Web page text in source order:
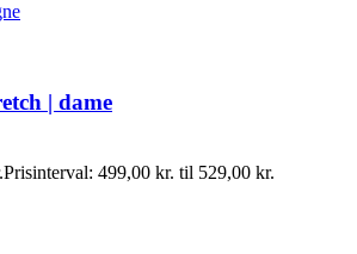
| dame
Prisinterval: 499,00 kr. til 529,00 kr.